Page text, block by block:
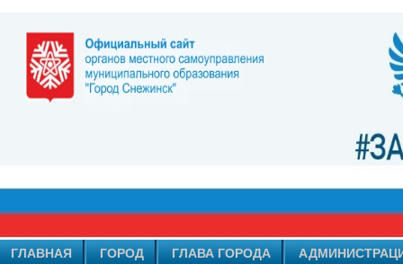
ГЛАВНАЯ ГОРОД ГЛАВА ГОРОДА